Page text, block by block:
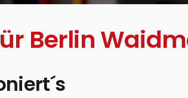
Berlin